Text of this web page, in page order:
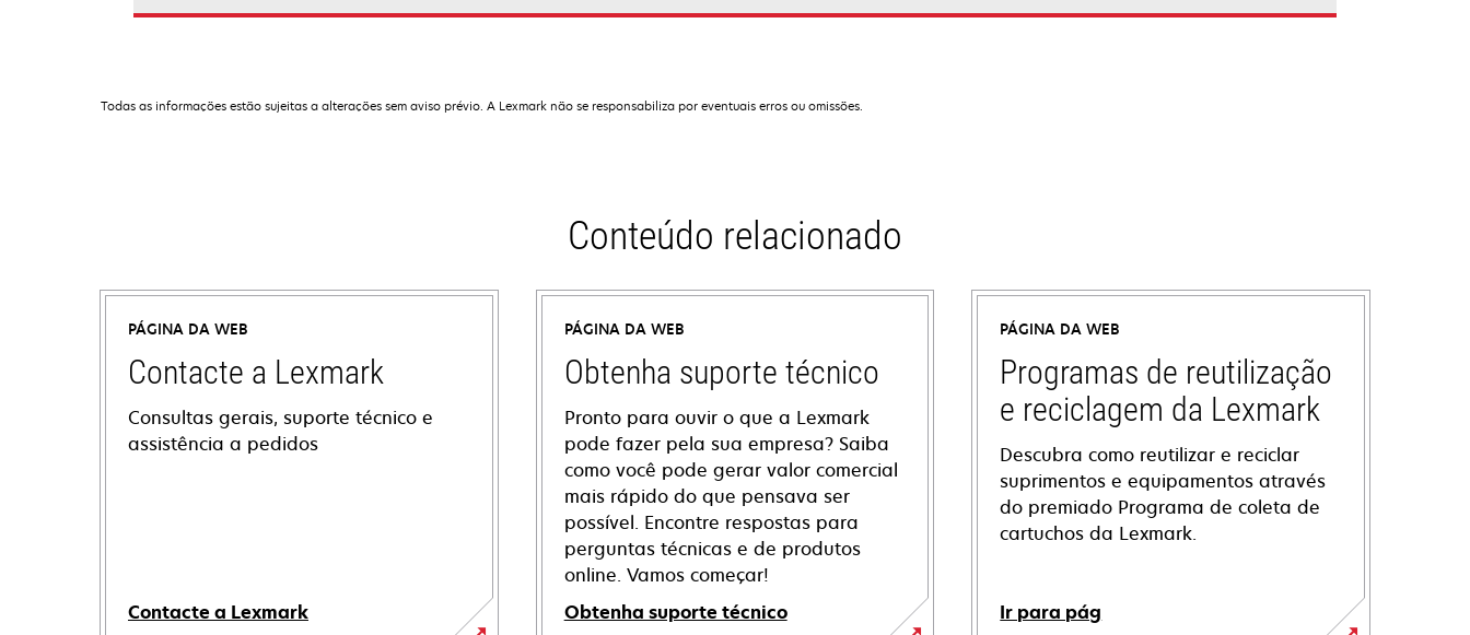
Todas as informações estão sujeitas a alterações sem aviso prévio. A Lexmark não se responsabiliza por eventuais erros ou omissões.
Conteúdo relacionado
PÁGINA DA WEB
Contacte a Lexmark
Consultas gerais, suporte técnico e
assistência a pedidos
Contacte a Lexmark
PÁGINA DA WEB
Obtenha suporte técnico
Pronto para ouvir o que a Lexmark
pode fazer pela sua empresa? Saiba
como você pode gerar valor comercial
mais rápido do que pensava ser
possível. Encontre respostas para
perguntas técnicas e de produtos
online. Vamos começar!
Obtenha suporte técnico
PÁGINA DA WEB
Programas de reutilização
e reciclagem da Lexmark
Descubra como reutilizar e reciclar
suprimentos e equipamentos através
do premiado Programa de coleta de
cartuchos da Lexmark.
Ir para pág